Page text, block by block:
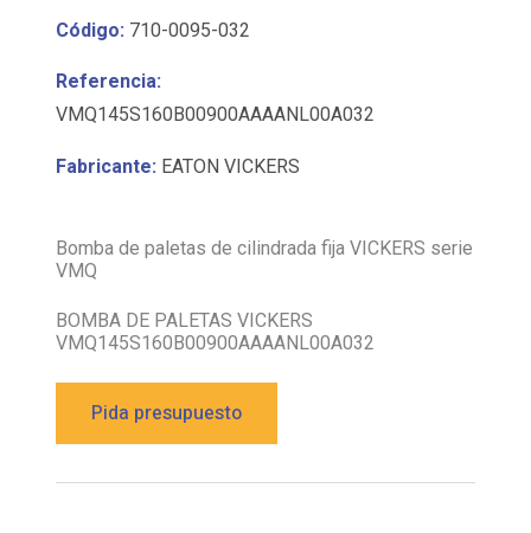
Código: 710-0095-032
Referencia:
VMQ145S160B00900AAAANL00A032
Fabricante: EATON VICKERS
Bomba de paletas de cilindrada fija VICKERS serie
VMQ
BOMBA DE PALETAS VICKERS
VMQ145S160B00900AAAANL00A032
Pida presupuesto